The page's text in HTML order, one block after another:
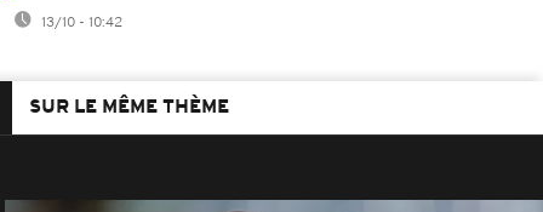
13/10 - 10:42
SUR LE MÊME THÈME